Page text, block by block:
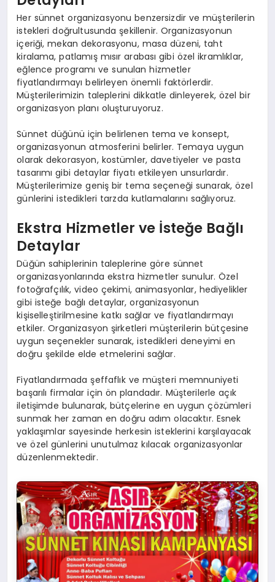
Her sünnet organizasyonu benzersizdir ve müşterilerin
istekleri doğrultusunda şekillenir. Organizasyonun
içeriği, mekan dekorasyonu, masa düzeni, taht
kiralama, patlamış mısır arabası gibi özel ikramlıklar,
eğlence programı ve sunulan hizmetler
fiyatlandırmayı belirleyen önemli faktörlerdir.
Müşterilerimizin taleplerini dikkatle dinleyerek, özel bir
organizasyon planı oluşturuyoruz.
Sünnet düğünü için belirlenen tema ve konsept,
organizasyonun atmosferini belirler. Temaya uygun
olarak dekorasyon, kostümler, davetiyeler ve pasta
tasarımı gibi detaylar fiyatı etkileyen unsurlardır.
Müşterilerimize geniş bir tema seçeneği sunarak, özel
günlerini istedikleri tarzda kutlamalarını sağlıyoruz.
Ekstra Hizmetler ve İsteğe Bağlı
Detaylar
Düğün sahiplerinin taleplerine göre sünnet
organizasyonlarında ekstra hizmetler sunulur. Özel
fotoğrafçılık, video çekimi, animasyonlar, hediyelikler
gibi isteğe bağlı detaylar, organizasyonun
kişiselleştirilmesine katkı sağlar ve fiyatlandırmayı
etkiler. Organizasyon şirketleri müşterilerin bütçesine
uygun seçenekler sunarak, istedikleri deneyimi en
doğru şekilde elde etmelerini sağlar.
Fiyatlandırmada şeffaflık ve müşteri memnuniyeti
başarılı firmalar için ön plandadır. Müşterilerle açık
iletişimde bulunarak, bütçelerine en uygun çözümleri
sunmak her zaman en doğru adım olacaktır. Esnek
yaklaşımlar sayesinde herkesin isteklerini karşılayacak
ve özel günlerini unutulmaz kılacak organizasyonlar
düzenlenmektedir.